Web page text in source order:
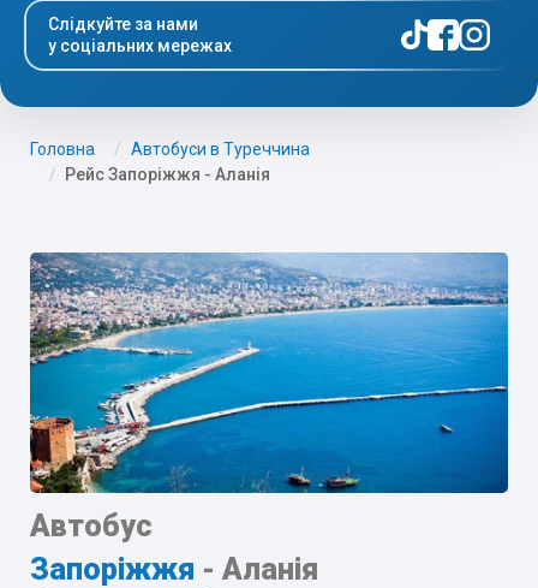
Слідкуйте за нами
у соціальних мережах
Головна
Автобуси в Туреччина
Рейс Запоріжжя - Аланія
Автобус
Запоріжжя - Аланія